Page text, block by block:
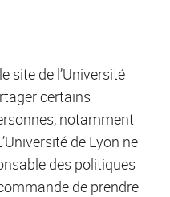
site de l’Université
certains
notamment
de Lyon ne
des politiques
de prendre